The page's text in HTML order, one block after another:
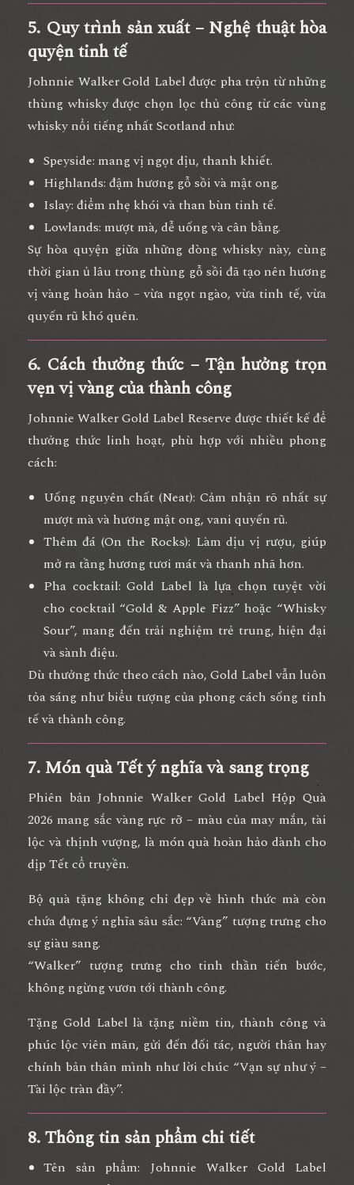
5. Quy trình sản xuất – Nghệ thuật hòa
quyện tinh tế
Johnnie Walker Gold Label được pha trộn từnhững
thùng whisky được chọn lọc thủ công từ các vùng
whisky nổi tiếng nhất Scotland như:
Speyside: mang vị ngọt dịu, thanh khiết.
Highlands: đậm hương gỗ sồi và mật ong.
Islay: điểm nhẹ khói và than bùn tinh tế.
Lowlands: mượt mà, dễ uống và cân bằng.
Sự hòa quyện giữa những dòng whisky này, cùng
thời gian ủ lâu trong thùng gỗ sồi đã tạo nên hương
vị vàng hoàn hảo – vừa ngọt ngào, vừa tinh tế, vừa
quyến rũ khó quên.
6. Cách thưởng thức – Tận hưởng trọn
vẹn vị vàng của thành công
Johnnie Walker Gold Label Reserve được thiết kế để
thưởng thức linh hoạt, phù hợp với nhiều phong
cách:
Uống nguyên chất (Neat): Cảm nhận rõ nhất sự
mượt mà và hương mật ong, vani quyến rũ.
Thêm đá (On the Rocks): Làm dịu vị rượu, giúp
mở ra tầng hương tươi mát và thanh nhã hơn.
Pha cocktail: Gold Label là lựa chọn tuyệt vời
cho cocktail “Gold & Apple Fizz” hoặc “Whisky
Sour”, mang đến trải nghiệm trẻ trung, hiện đại
và sành điệu.
Dù thưởng thức theo cách nào, Gold Label vẫn luôn
tỏa sáng như biểu tượng của phong cách sống tinh
tế và thành công.
7. Món quà Tết ý nghĩa và sang trọng
Phiên bảnJohnnie Walker Gold Label Hộp Quà
2026 mang sắc vàng rực rỡ – màu của may mắn, tài
lộc và thịnh vượng, là món quà hoàn hảo dành cho
dịp Tết cổ truyền.
Bộ quà tặng không chỉ đẹp về hình thức mà còn
chứa đựngý nghĩa sâu sắc: “Vàng” tượng trưng cho
sự giàu sang.
“Walker” tượng trưng cho tinh thần tiến bước,
không ngừng vươn tới thành công.
Tặng Gold Label là tặng niềm tin, thành công và
phúc lộc viên mãn, gửi đến đối tác, người thân hay
chính bản thân mình như lời chúc “Vạn sự như ý –
Tài lộc tràn đầy”.
8. Thông tin sản phẩm chi tiết
Tên sản phẩm: Johnnie Walker Gold Label